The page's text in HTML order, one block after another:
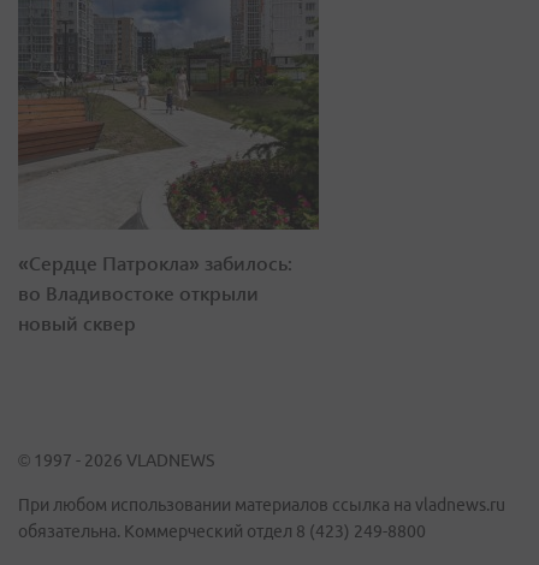
«Сердце Патрокла» забилось:
во Владивостоке открыли
новый сквер
© 1997 - 2026 VLADNEWS
При любом использовании материалов ссылка на vladnews.ru
обязательна. Коммерческий отдел 8 (423) 249-8800